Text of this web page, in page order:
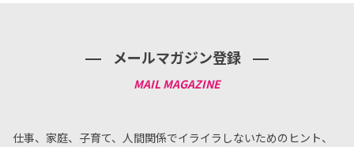
メールマガジン登録
仕事、家庭、子育て、人間関係でイライラしないためのヒント、